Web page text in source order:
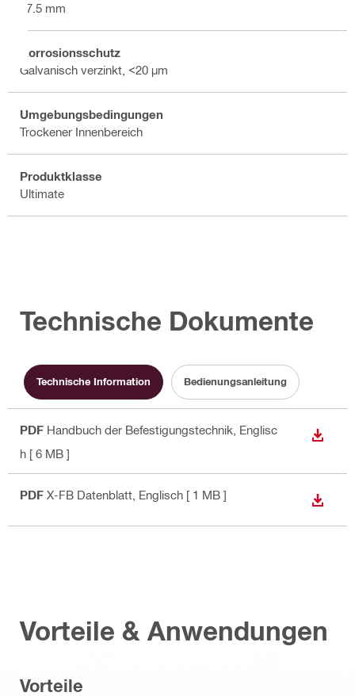
17.5 mm
Korrosionsschutz
Galvanisch verzinkt, <20 µm
Umgebungsbedingungen
Trockener Innenbereich
Produktklasse
Ultimate
Technische Dokumente
Technische Information Bedienungsanleitung
PDF Handbuch der Befestigungstechnik , Englisc
h [ 6 MB ]
PDF X-FB Datenblatt , Englisch [ 1 MB ]
Vorteile & Anwendungen
Vorteile